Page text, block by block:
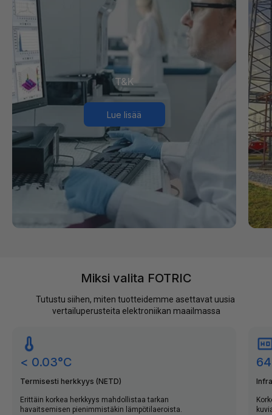
T&K
Lue lisää
Miksi valita FOTRIC
Tutustu siihen, miten tuotteidemme asettavat uusia
vertailuperusteita elektroniikan maailmassa
< 0.03°C
Termisesti herkkyys (NETD)
Erittäin korkea herkkyys mahdollistaa tarkan
havaitsemisen pienimmistäkin lämpötilaeroista.